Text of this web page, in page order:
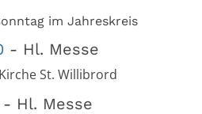
im Jahreskreis
Hl. Messe
St. Willibrord
Hl. Messe